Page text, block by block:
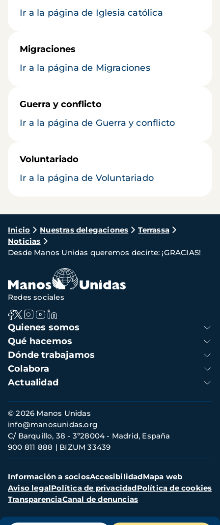
Ir a la página de Iglesia católica
Migraciones
Ir a la página de Migraciones
Guerra y conflicto
Ir a la página de Guerra y conflicto
Voluntariado
Ir a la página de Voluntariado
Ruta
de
navegación
Inicio Nuestras delegaciones
Terrassa
Noticias
Desde Manos Unidas queremos decirte: ¡GRACIAS!
Navegación
principal
Quienes somos
Qué hacemos
Dónde trabajamos
Colabora
Actualidad
Redes sociales
Información
de
contacto
© 2026 Manos Unidas
C/ Barquillo, 38 - 3º28004 - Madrid, España
900 811 888
BIZUM 33439
info@manosunidas.org
Menú
secundario
Información a sociosAccesibilidadMapa web
Aviso legalPolítica de privacidadPolítica de cookies
TransparenciaCanal de denuncias